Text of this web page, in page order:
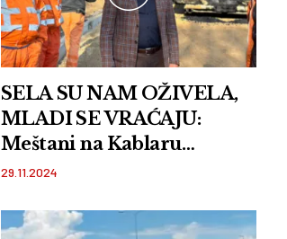
SELA SU NAM OŽIVELA,
MLADI SE VRAĆAJU:
Meštani na Kablaru
dobijaju novi put i vezu sa
29.11.2024